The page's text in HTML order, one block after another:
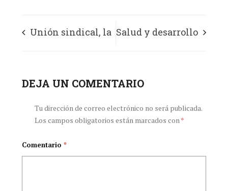
Unión sindical, la
esclavitud de los
profesionales de la
Salud y desarrollo
DEJA UN COMENTARIO
Tu dirección de correo electrónico no será publicada.
Los campos obligatorios están marcados con*
Comentario *